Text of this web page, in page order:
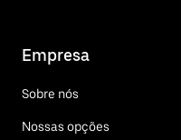
Empresa
Sobre nós
Nossas opções